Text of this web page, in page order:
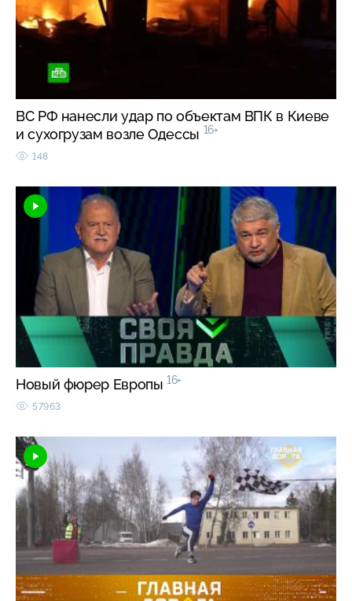
ВС РФ нанесли удар по объектам ВПК в Киеве
и сухогрузам возле Одессы 16+
148
Новый фюрер Европы 16+
57963